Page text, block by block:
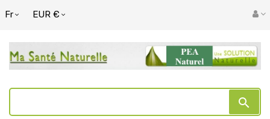
Fr EUR €
search